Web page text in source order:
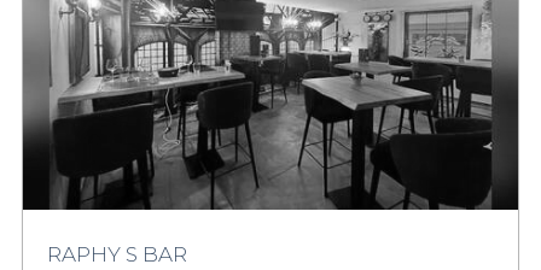
RAPHY S BAR